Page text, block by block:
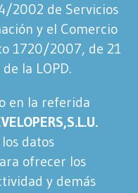
2002 de Servicios
y el Comercio
1720/2007, de 21
la LOPD.
en la referida
datos
ofrecer los
y demás